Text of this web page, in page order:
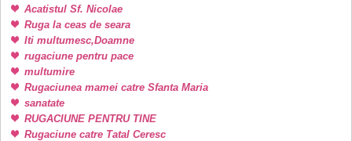
Acatistul Sf. Nicolae
Ruga la ceas de seara
Iti multumesc,Doamne
rugaciune pentru pace
multumire
Rugaciunea mamei catre Sfanta Maria
sanatate
RUGACIUNE PENTRU TINE
Rugaciune catre Tatal Ceresc